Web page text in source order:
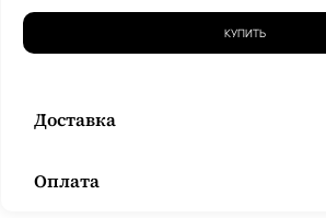
КУПИТЬ
Доставка
Оплата